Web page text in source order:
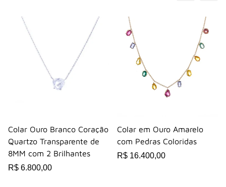
Colar Ouro Branco Coração
Quartzo Transparente de
8MM com 2 Brilhantes
R$ 6.800,00
Colar em Ouro Amarelo
com Pedras Coloridas
R$ 16.400,00